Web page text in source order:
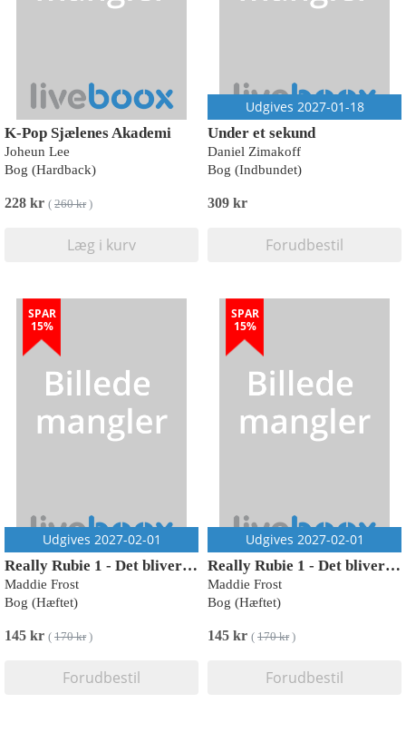
K-Pop Sjælenes Akademi
Joheun Lee
Bog (Hardback)
228 kr ( 260 kr)
Læg i kurv
Udgives 2027-01-18
Under et sekund
Daniel Zimakoff
Bog (Indbundet)
309 kr
Forudbestil
SPAR
15%
Udgives 2027-02-01
Really Rubie 1 - Det bliver akavet
Maddie Frost
Bog (Hæftet)
145 kr ( 170 kr)
Forudbestil
SPAR
15%
Udgives 2027-02-01
Really Rubie 1 - Det bliver akavet
Maddie Frost
Bog (Hæftet)
145 kr ( 170 kr)
Forudbestil